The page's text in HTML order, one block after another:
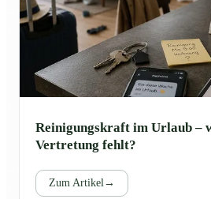
Reinigungskraft im Urlaub –
Vertretung fehlt?
Zum Artikel →